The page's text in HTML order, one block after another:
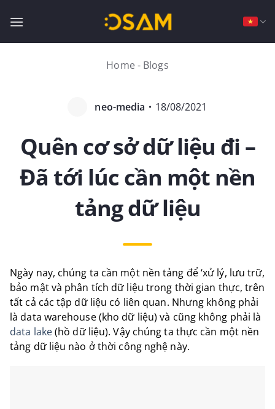
qua
Home- Blogs
neo-media ・ 18/08/2021
Quên cơ sở dữ liệu đi –
Đã tới lúc cần một nền
tảng dữ liệu
Ngày nay, chúng ta cần một nền tảng để ‘xử lý, lưu trữ,
bảo mật và phân tích dữ liệu trong thời gian thực, trên
tất cả các tập dữ liệu có liên quan. Nhưng không phải
là data warehouse (kho dữ liệu) và cũng không phải là
data lake(hồ dữ liệu). Vậy chúng ta thực cần một nền
tảng dữ liệu nào ở thời công nghệ này.